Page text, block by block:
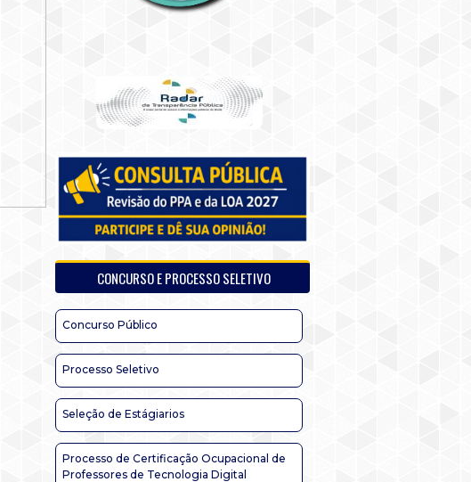
CONCURSO E PROCESSO SELETIVO
Concurso Público
Processo Seletivo
Seleção de Estágiarios
Processo de Certificação Ocupacional de
Professores de Tecnologia Digital